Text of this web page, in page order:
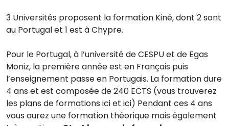
3 Universités proposent la formation Kiné, dont 2 sont
au Portugal et 1 est à Chypre.
Pour le Portugal, à l’université de CESPU et de Egas
Moniz, la première année est en Français puis
l’enseignement passe en Portugais. La formation dure
4 ans et est composée de 240 ECTS (vous trouverez
les plans de formations ici et ici) Pendant ces 4 ans
vous aurez une formation théorique mais également